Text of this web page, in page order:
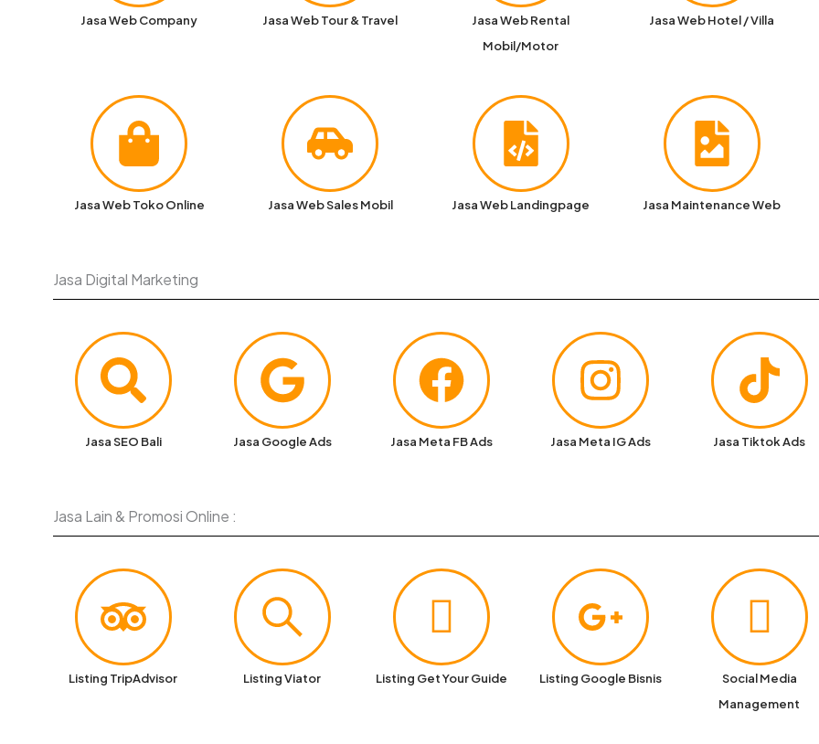
Jasa Web Company Jasa Web Tour & Travel
Jasa Web Rental
Mobil/Motor
Jasa Web Hotel / Villa
Jasa Web Toko Online Jasa Web Sales Mobil Jasa Web Landingpage Jasa Maintenance Web
Jasa Digital Marketing
Jasa SEO Bali Jasa Google Ads Jasa Meta FB Ads Jasa Meta IG Ads Jasa Tiktok Ads
Jasa Lain & Promosi Online :
Listing TripAdvisor Listing Viator Listing Get Your Guide Listing Google Bisnis
Social Media
Management